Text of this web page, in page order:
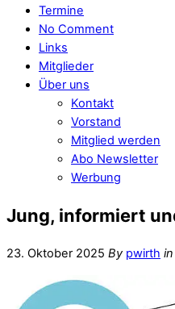
Termine
No Comment
Links
Mitglieder
Über uns
Kontakt
Vorstand
Mitglied werden
Abo Newsletter
Werbung
Jung, informiert
23. Oktober 2025 By pwirth in